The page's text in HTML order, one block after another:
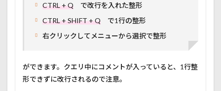
CTRL + Q で改行を入れた整形
CTRL + SHIFT + Q で1行の整形
右クリックしてメニューから選択で整形
ができます。クエリ中にコメントが入っていると、1行整
形できずに改行されるので注意。